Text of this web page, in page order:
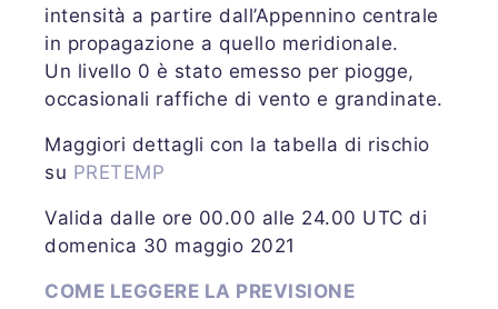
intensità a partire dall’Appennino centrale
in propagazione a quello meridionale.
Un livello 0 è stato emesso per piogge,
occasionali raffiche di vento e grandinate.
Maggiori dettagli con la tabella di rischio
su PRETEMP
Valida dalle ore 00.00 alle 24.00 UTC di
domenica 30 maggio 2021
COME LEGGERE LA PREVISIONE